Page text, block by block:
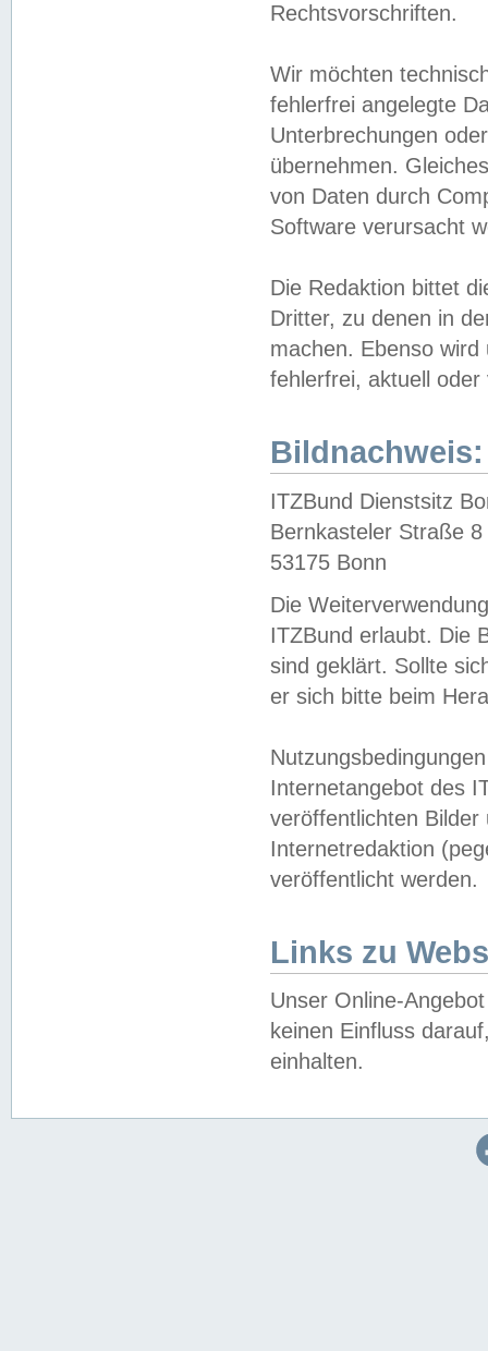
Rechtsvorschriften.
Wir möchten
fehlerfrei angelegte
Unterbrechungen
übernehmen.
von Daten durch
Software verursacht
Die Redaktion bittet
Dritter, zu denen in
machen. Ebenso
fehlerfrei, aktuell oder
Bildnachweis:
ITZBund Dienstsitz
Bernkasteler Straße 8
53175 Bonn
Die
ITZBund erlaubt. Die
sind geklärt. Sollte
er sich bitte beim
Internetangebot des
veröffentlichten
Internetredaktion
veröffentlicht werden.
Links zu
Unser Online-
keinen Einfluss
einhalten.